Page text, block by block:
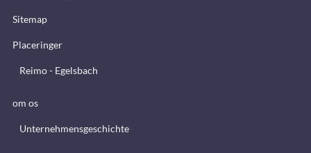
Sitemap
Placeringer
Reimo - Egelsbach
om os
Unternehmensgeschichte